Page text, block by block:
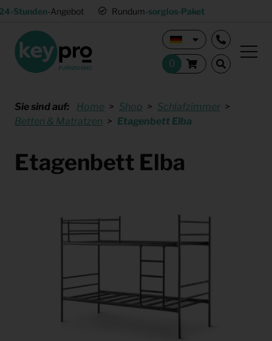
Stunden-Angebot Rundum-sorglos-Paket
Sie sind auf: Home Shop
Schlafzimmer
Betten & Matratzen
Etagenbett Elba
Etagenbett Elba